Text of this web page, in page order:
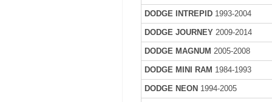
DODGE INTREPID 1993-2004
DODGE JOURNEY 2009-2014
DODGE MAGNUM 2005-2008
DODGE MINI RAM 1984-1993
DODGE NEON 1994-2005